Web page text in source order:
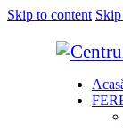
Skip to content